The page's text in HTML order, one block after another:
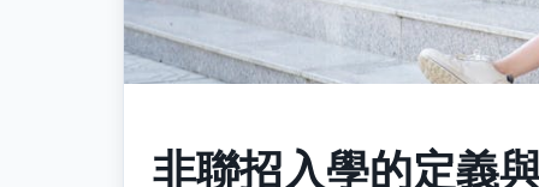
非聯招入學的定義